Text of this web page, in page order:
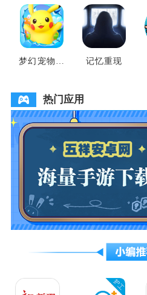
梦幻宠物联
记忆重现
热门应用